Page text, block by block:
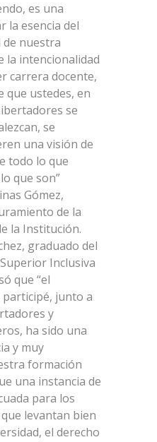
es una
la esencia del
nuestra
la intencionalidad
carrera docente,
que ustedes, en
se
se
una visión de
todo lo que
que son”
Gómez,
de la
la Institución.
graduado del
Inclusiva
que “el
junto a
y
ha sido una
y muy
formación
una instancia de
para los
levantan bien
el derecho